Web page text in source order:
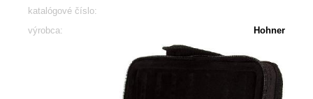
katalógové číslo:
výrobca:
Hohner